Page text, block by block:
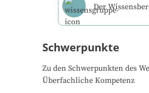
Der
Schwerpunkte
Zu den Schwerpunkten des
Überfachliche Kompetenz